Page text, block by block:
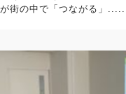
街の中で「つながる」